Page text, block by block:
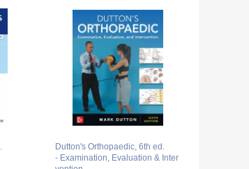
Dutton's Orthopaedic, 6th ed.
- Examination, Evaluation & Inter